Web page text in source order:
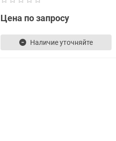
Цена по запросу
Наличие уточняйте